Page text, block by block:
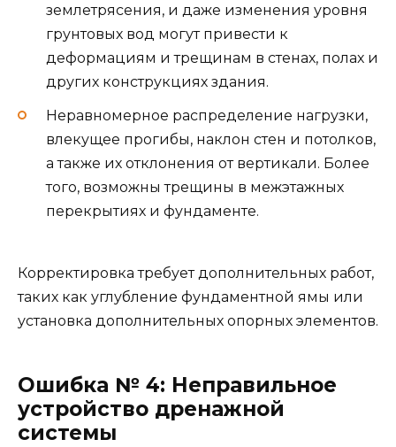
землетрясения, и даже изменения уровня
грунтовых вод могут привести к
деформациям и трещинам в стенах, полах и
других конструкциях здания.
Неравномерное распределение нагрузки,
влекущее прогибы, наклон стен и потолков,
а также их отклонения от вертикали. Более
того, возможны трещины в межэтажных
перекрытиях и фундаменте.
Корректировка требует дополнительных работ,
таких как углубление фундаментной ямы или
установка дополнительных опорных элементов.
Ошибка № 4: Неправильное
устройство дренажной
системы